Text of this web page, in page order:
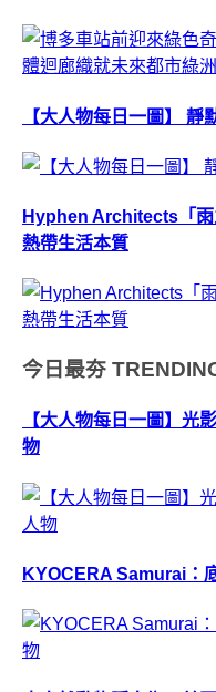
【大人物每日一圖】 靜
Hyphen Architects「雨
熱帶生活本質
今日最夯
【大人物每日一圖】光
物
KYOCERA Samurai：